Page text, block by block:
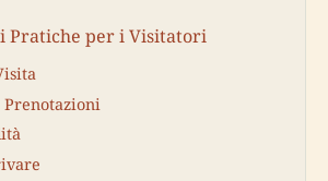
Pratiche per i Visitatori